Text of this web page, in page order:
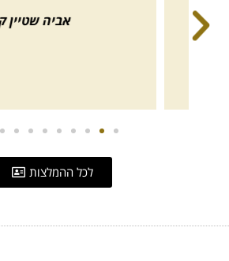
אביה שטיין קורלנד
לכל ההמלצות